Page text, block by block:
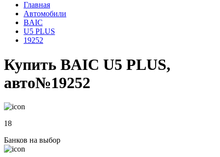
Главная
Автомобили
BAIC
U5 PLUS
19252
Купить BAIC U5 PLUS,
авто№19252
18
Банков на выбор